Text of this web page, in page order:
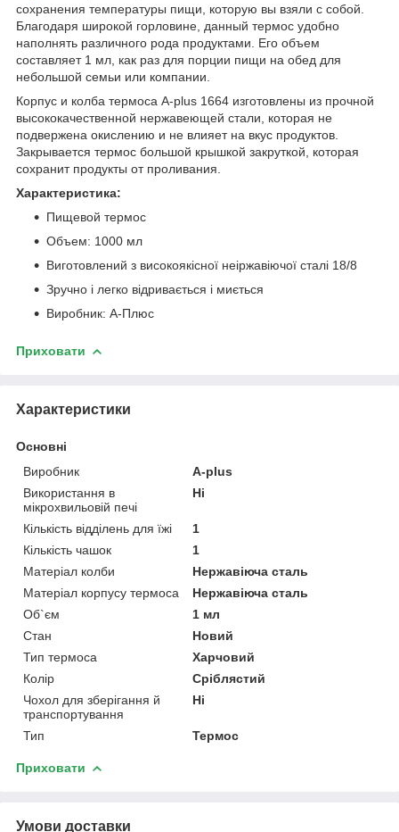
сохранения температуры пищи, которую вы взяли с собой.
Благодаря широкой горловине, данный термос удобно
наполнять различного рода продуктами. Его объем
составляет 1 мл, как раз для порции пищи на обед для
небольшой семьи или компании.
Корпус и колба термоса A-plus 1664 изготовлены из прочной
высококачественной нержавеющей стали, которая не
подвержена окислению и не влияет на вкус продуктов.
Закрывается термос большой крышкой закруткой, которая
сохранит продукты от проливания.
Характеристика:
Пищевой термос
Объем: 1000 мл
Виготовлений з високоякісної неіржавіючої сталі 18/8
Зручно і легко відривається і миється
Виробник: А-Плюс
Приховати
Характеристики
Основні
Виробник
A-plus
Використання в
мікрохвильовій печі
Ні
Кількість відділень для їжі
1
Кількість чашок
1
Матеріал колби
Нержавіюча сталь
Матеріал корпусу термоса
Нержавіюча сталь
Об`єм
1 мл
Стан
Новий
Тип термоса
Харчовий
Колір
Сріблястий
Чохол для зберігання й
транспортування
Ні
Тип Термос
Приховати
Умови доставки